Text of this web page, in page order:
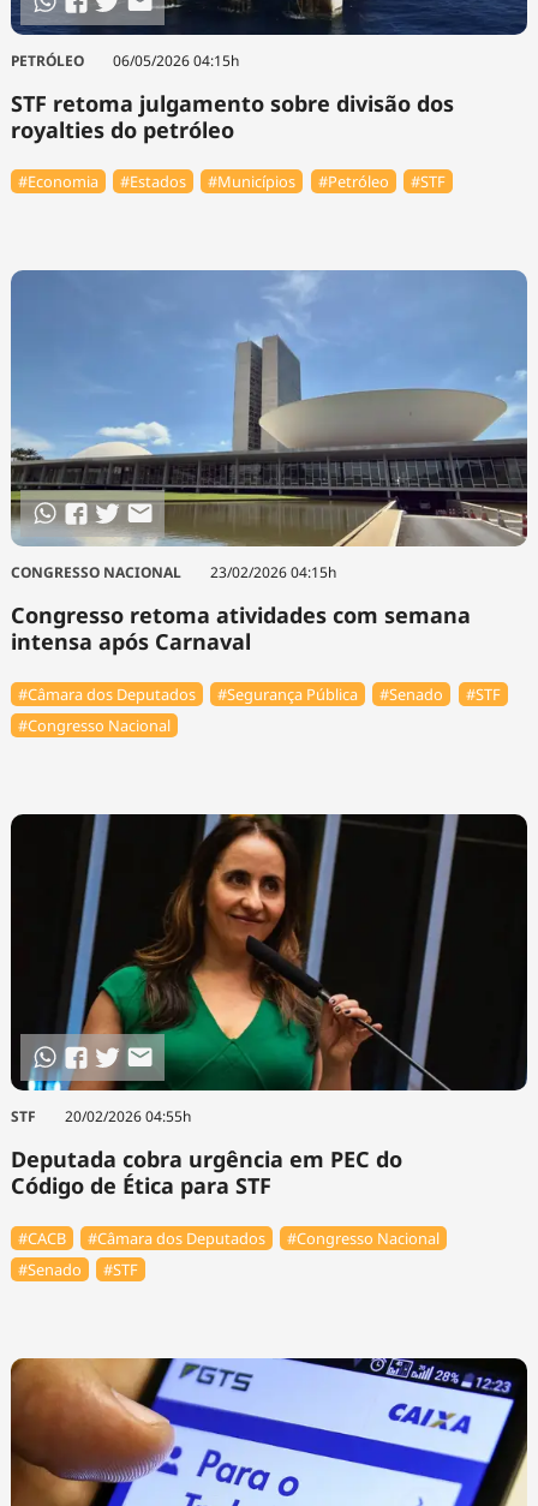
PETRÓLEO 06/05/2026 04:15h
STF retoma julgamento sobre divisão dos
royalties do petróleo
#Economia #Estados #Municípios #Petróleo #STF
CONGRESSO NACIONAL 23/02/2026 04:15h
Congresso retoma atividades com semana
intensa após Carnaval
#Câmara dos Deputados #Segurança Pública #Senado
#STF
#Congresso Nacional
STF 20/02/2026 04:55h
Deputada cobra urgência em PEC do
Código de Ética para STF
#⁠CACB #Câmara dos Deputados
#Congresso Nacional
#Senado
#STF